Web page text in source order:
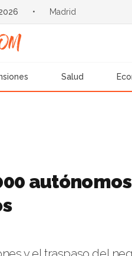
• Madrid
Salud